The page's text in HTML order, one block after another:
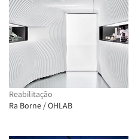
Reabilitação
Ra Borne / OHLAB